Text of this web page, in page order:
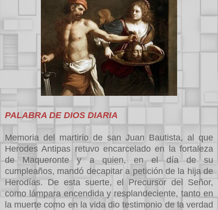
PALABRA DE DIOS DIARIA
Memoria del martirio de san Juan Bautista, al que
Herodes Antipas retuvo encarcelado en la fortaleza
de Maqueronte y a quien, en el día de su
cumpleaños, mandó decapitar a petición de la hija de
Herodías. De esta suerte, el Precursor del Señor,
como lámpara encendida y resplandeciente, tanto en
la muerte como en la vida dio testimonio de la verdad